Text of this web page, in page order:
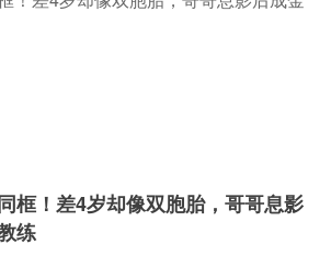
框！差4岁却像双胞胎，哥哥息影
练